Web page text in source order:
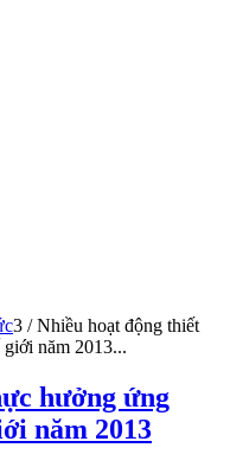
3 / Nhiều hoạt động thiết
năm 2013...
hưởng ứng
năm 2013